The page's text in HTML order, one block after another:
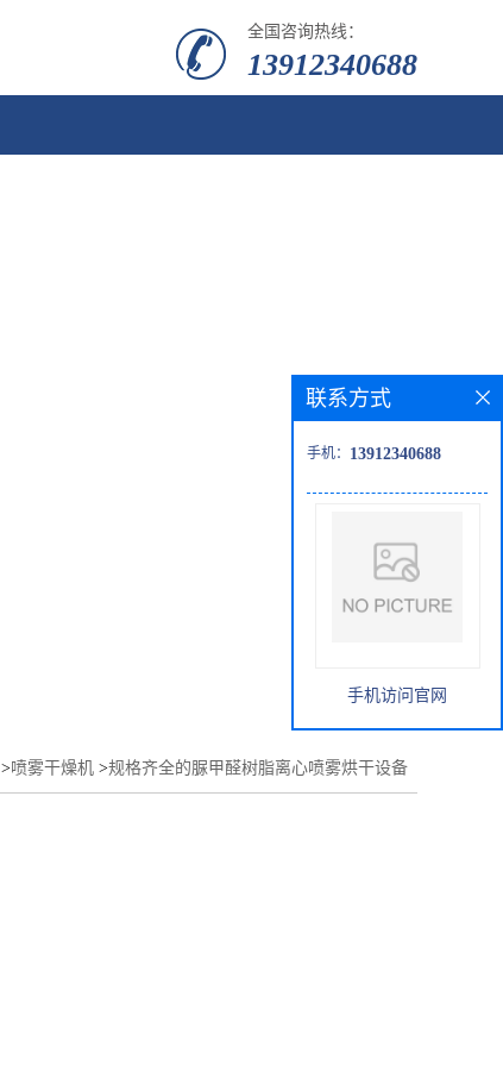
全国咨询热线：
13912340688
>喷雾干燥机 >规格齐全的脲甲醛树脂离心喷雾烘干设备
联系方式
手机： 13912340688
手机访问官网